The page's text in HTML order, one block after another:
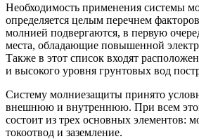
Необходимость применения системы
определяется целым перечнем
молнией подвергаются, в первую
места, обладающие повышенной
Также в этот список входят
и высокого уровня грунтовых вод
Систему молниезащиты принято
внешнюю и внутреннюю. При всем
состоит из трех основных элементов:
токоотвод и заземление.